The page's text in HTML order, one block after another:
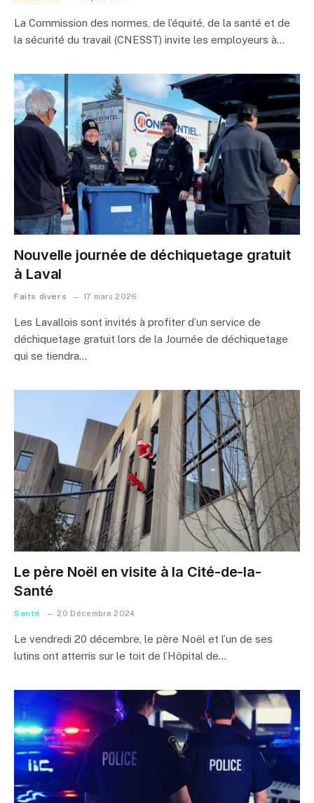
La Commission des normes, de l’équité, de la santé et de
la sécurité du travail (CNESST) invite les employeurs à…
Nouvelle journée de déchiquetage gratuit
à Laval
Faits divers 17 mars 2026
Les Lavallois sont invités à profiter d’un service de
déchiquetage gratuit lors de la Journée de déchiquetage
qui se tiendra…
Le père Noël en visite à la Cité-de-la-
Santé
Santé 20 Décembre 2024
Le vendredi 20 décembre, le père Noël et l’un de ses
lutins ont atterris sur le toit de l’Hôpital de…